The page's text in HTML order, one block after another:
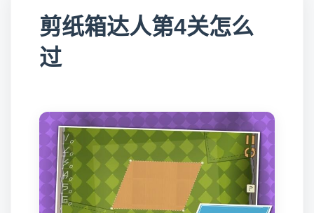
剪纸箱达人第4关怎么
过